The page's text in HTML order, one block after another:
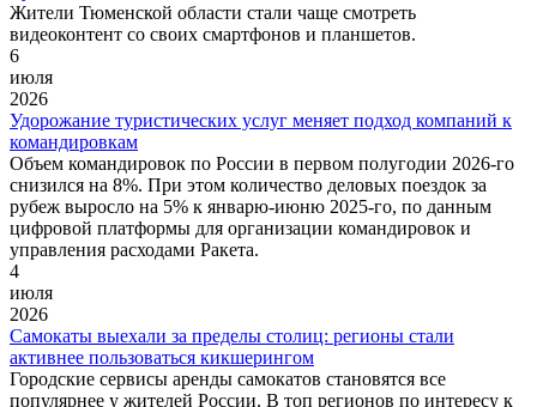
Жители Тюменской области стали чаще смотреть
видеоконтент со своих смартфонов и планшетов.
6
июля
2026
Удорожание туристических услуг меняет подход компаний к
командировкам
Объем командировок по России в первом полугодии 2026-го
снизился на 8%. При этом количество деловых поездок за
рубеж выросло на 5% к январю-июню 2025-го, по данным
цифровой платформы для организации командировок и
управления расходами Ракета.
4
июля
2026
Самокаты выехали за пределы столиц: регионы стали
активнее пользоваться кикшерингом
Городские сервисы аренды самокатов становятся все
популярнее у жителей России. В топ регионов по интересу к